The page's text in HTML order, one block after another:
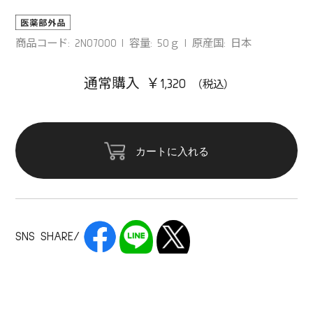
商品コード: 2N07000 容量: 50ｇ 原産国: 日本
通常購入 ￥1,320
カートに入れる
SNS SHARE/